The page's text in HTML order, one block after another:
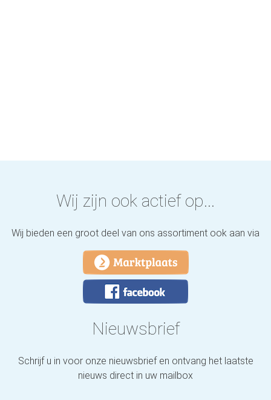
Wij zijn ook actief op...
Wij bieden een groot deel van ons assortiment ook aan via
Nieuwsbrief
Schrijf u in voor onze nieuwsbrief en ontvang het laatste
nieuws direct in uw mailbox